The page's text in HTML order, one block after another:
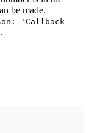
be made.
'Callback